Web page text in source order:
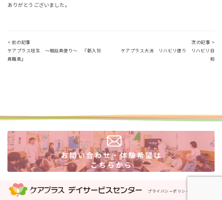
ありがとうございました。
< 前の記事
ケアプラス垣生 ～相談員便り～ 『新入社
員職員』
次の記事 >
ケアプラス大洲 リハビリ便り リハビリ日
和
プライバシーポリシー